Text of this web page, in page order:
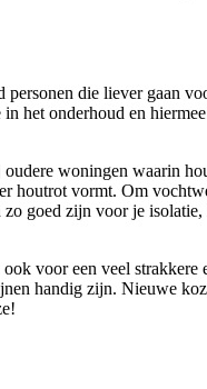
die liever gaan
het onderhoud en
woningen waarin
houtrot vormt. Om
goed zijn voor je isolatie,
voor een veel strakkere
handig zijn. Nieuwe